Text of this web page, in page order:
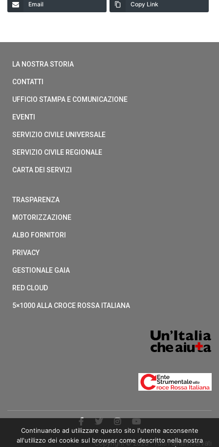
Email Copy Link
LA NOSTRA STORIA
CONTATTI
UFFICIO STAMPA E COMUNICAZIONE
EVENTI
SERVIZIO CIVILE UNIVERSALE
SERVIZIO CIVILE REGIONALE
CARTA DEI SERVIZI
TRASPARENZA
MOTORIZZAZIONE
ALBO FORNITORI
PRIVACY
GESTIONALE GAIA
RED CLOUD
5×1000 ALLA CROCE ROSSA ITALIANA
Copyright © 2020 - Tutti i diritti riservati
Continuando ad utilizzare questo sito l'utente acconsente
all'utilizzo dei cookie sul browser come descritto nella nostra